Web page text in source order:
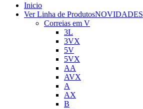
Inicio
Ver Linha de ProdutosNOVIDADES
Correias em V
3L
3VX
5V
5VX
AA
AVX
A
AX
B